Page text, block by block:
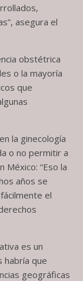
asegura el
obstétrica
o la mayoría
que
la ginecología
o no permitir a
México: “Eso la
años se
el
es un
habría que
geográficas